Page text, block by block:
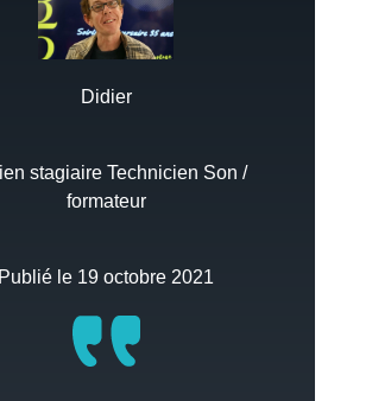
Didier
stagiaire Technicien Son /
formateur
Publié le 19 octobre 2021